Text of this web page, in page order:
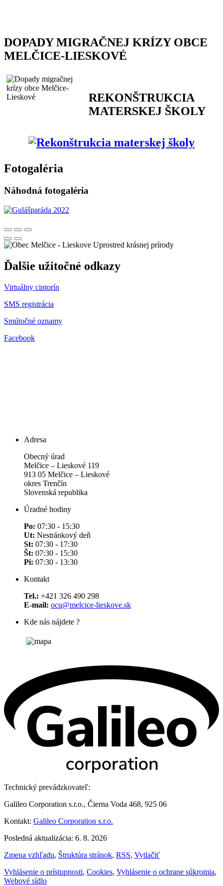
DOPADY MIGRAČNEJ KRÍZY OBCE
MELČICE-LIESKOVÉ
REKONŠTRUKCIA
MATERSKEJ ŠKOLY
Fotogaléria
Náhodná fotogaléria
Uprostred krásnej prírody
Ďalšie užitočné odkazy
Virtuálny cintorín
SMS registrácia
Smútočné oznamy
Facebook
Adresa
Obecný úrad
Melčice – Lieskové 119
913 05 Melčice – Lieskové
okres Trenčín
Slovenská republika
Úradné hodiny
Po: 07:30 - 15:30
Ut: Nestránkový deň
St: 07:30 - 17:30
Št: 07:30 - 15:30
Pi: 07:30 - 13:30
Kontakt
Tel.: +421 326 490 298
E-mail: ocu@melcice-lieskove.sk
Kde nás nájdete ?
Technický prevádzkovateľ:
Galileo Corporation s.r.o., Čierna Voda 468, 925 06
Kontakt: Galileo Corporation s.r.o.
Posledná aktualizácia: 6. 8. 2026
Zmena vzhľadu, Štruktúra stránok, RSS, Vytlačiť
Vyhlásenie o prístupnosti, Cookies, Vyhlásenie o ochrane súkromia,
Webové sídlo